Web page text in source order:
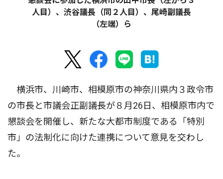
人目）、渋谷議長（同２人目）、尾崎副議長
（左端）ら
横浜市、川崎市、相模原市の神奈川県内３政令市
の市長と市議会正副議長が８月26日、相模原市内で
懇談会を開催し、新たな大都市制度である「特別
市」の法制化に向けた連携について意見を交わし
た。